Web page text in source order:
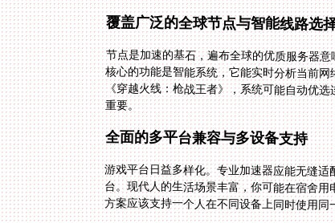
覆盖广泛的全球节点与智能线路选
节点是加速的基石，遍布全球的优质服务器
核心的功能是智能系统，它能实时分析当前
《穿越火线：枪战王者》，系统可能自动优
重要。
全面的多平台兼容与多设备支持
游戏平台日益多样化。专业加速器应能无缝
台。现代人的生活场景丰富，你可能在宿舍
方案应该支持一个人在不同设备上同时使用